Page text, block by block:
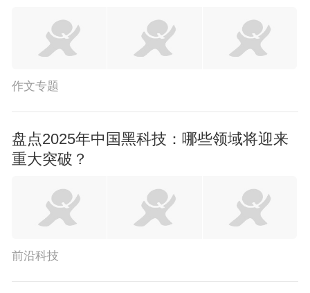
作文专题
盘点2025年中国黑科技：哪些领域将迎来
重大突破？
前沿科技